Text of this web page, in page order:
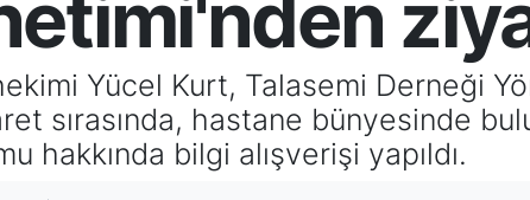
Yücel Kurt, Talasemi Derneği
sırasında, hastane bünyesinde
hakkında bilgi alışverişi yapıldı.